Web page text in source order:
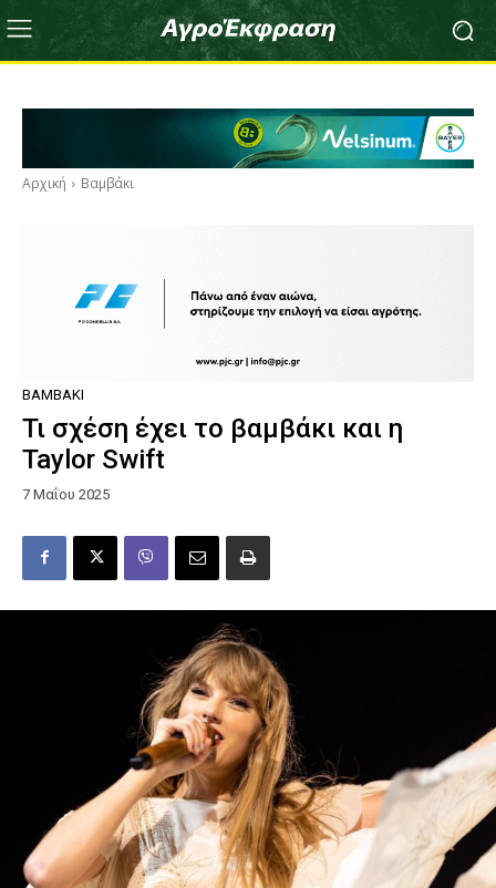
Αρχική Βαμβάκι
ΒΑΜΒΆΚΙ
Τι σχέση έχει το βαμβάκι και η
Taylor Swift
7 Μαΐου 2025